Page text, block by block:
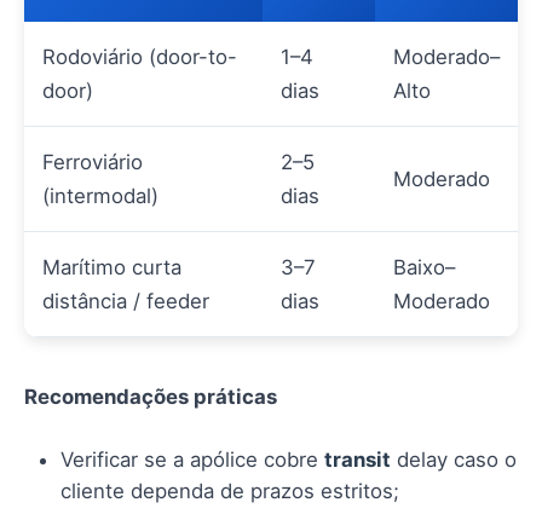
Rodoviário (door-to-
door)
1–4
dias
Moderado–
Alto
Ferroviário
(intermodal)
2–5
dias
Moderado
Marítimo curta
distância / feeder
3–7
dias
Baixo–
Moderado
Recomendações práticas
Verificar se a apólice cobre transit delay caso o
cliente dependa de prazos estritos;